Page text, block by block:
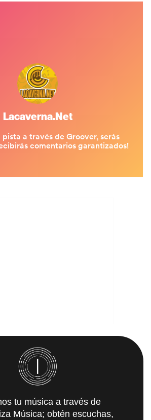
tu música a través de
Música; obtén escuchas,